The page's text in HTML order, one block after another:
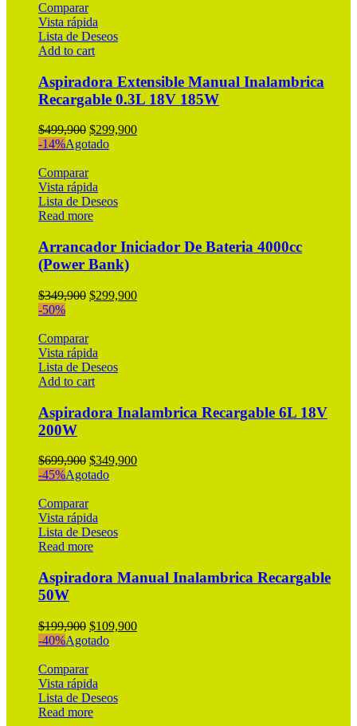
Comparar
Vista rápida
Lista de Deseos
Add to cart
Aspiradora Extensible Manual Inalambrica
Recargable 0.3L 18V 185W
$499,900 Original
price
$499,900.
$299,900Current
-14%Agotado
Comparar
Vista rápida
Lista de Deseos
Read more
Arrancador Iniciador De Bateria 4000cc
(Power Bank)
$349,900 Original
$349,900.
$299,900Current
-50%
Comparar
Vista rápida
Lista de Deseos
Add to cart
Aspiradora Inalambrica Recargable 6L 18V
200W
$699,900 Original
price
$699,900.
$349,900Current
-45%Agotado
Comparar
Vista rápida
Lista de Deseos
Read more
Aspiradora Manual Inalambrica Recargable
50W
$199,900 Original
price
$199,900.
$109,900Current
-40%Agotado
Comparar
Vista rápida
Lista de Deseos
Read more